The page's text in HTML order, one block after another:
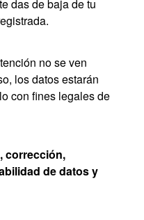
das de baja de tu
no se ven
los datos estarán
con fines legales de
corrección,
de datos y